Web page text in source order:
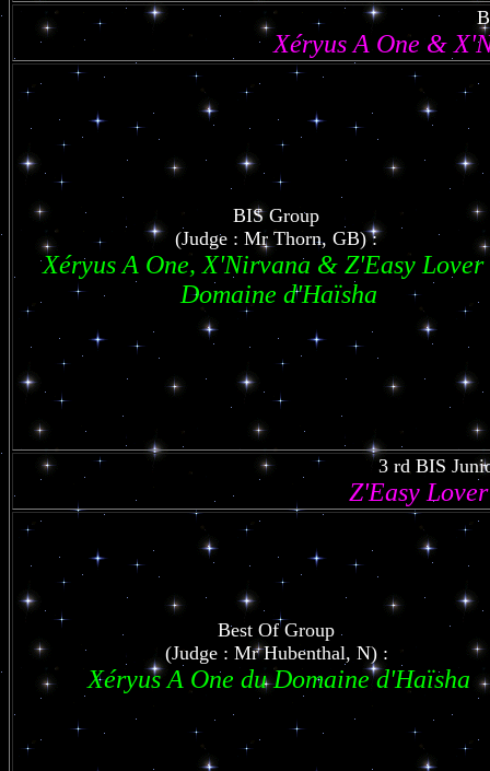
Xéryus A One &
BIS Group
(Judge : Mr Thorn, GB) :
Xéryus A One, X'Nirvana & Z'Easy Lover
Domaine d'Haïsha
3 rd BIS
Z'Easy
Best Of Group
(Judge : Mr Hubenthal, N) :
Xéryus A One du Domaine d'Haïsha